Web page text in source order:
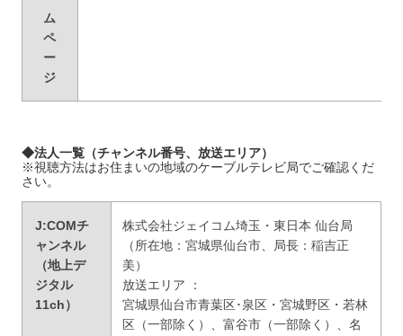
ム
ペ
ー
ジ
◆法人一覧（チャンネル番号、放送エリア）
※視聴方法はお住まいの地域のケーブルテレビ局でご確認くだ
さい。
J:COMチ
ャンネル
（地上デ
ジタル
11ch）
株式会社ジェイコム埼玉・東日本 仙台局
（所在地：宮城県仙台市、局長：稲吉正
美）
放送エリア ：
宮城県仙台市青葉区･泉区・宮城野区・若林
区（一部除く）、富谷市（一部除く）、名